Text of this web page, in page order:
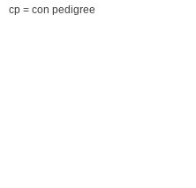
cp = con pedigree